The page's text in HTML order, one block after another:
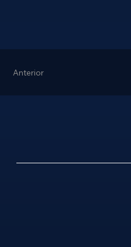
Anterior